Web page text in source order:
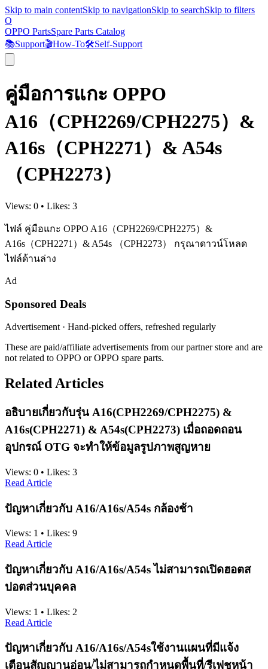
Skip to main contentSkip to navigationSkip to searchSkip to filters
O
OPPO PartsSpare Parts Catalog
📚Support🎬How-To🛠️Self-Support
คู่มือการแกะ OPPO
A16（CPH2269/CPH2275）&
A16s（CPH2271）& A54s
（CPH2273）
Views: 0 • Likes: 3
ไฟล์ คู่มือแกะ OPPO A16（CPH2269/CPH2275）&
A16s（CPH2271）& A54s （CPH2273） กรุณาดาวน์โหลด
ไฟล์ด้านล่าง
Ad
Sponsored Deals
Advertisement · Hand-picked offers, refreshed regularly
These are paid/affiliate advertisements from our partner store and are
not related to OPPO or OPPO spare parts.
Related Articles
อธิบายเกี่ยวกับรุ่น A16(CPH2269/CPH2275) &
A16s(CPH2271) & A54s(CPH2273) เมื่อถอดถอน
อุปกรณ์ OTG จะทำให้ข้อมูลรูปภาพสูญหาย
Views: 0 • Likes: 3
Read Article
ปัญหาเกี่ยวกับ A16/A16s/A54s กล้องช้า
Views: 1 • Likes: 9
Read Article
ปัญหาเกี่ยวกับ A16/A16s/A54s ไม่สามารถเปิดฮอตส
ปอตส่วนบุคคล
Views: 1 • Likes: 2
Read Article
ปัญหาเกี่ยวกับ A16/A16s/A54sใช้งานแผนที่มีแจ้ง
เตือนสัญญานอ่อน/ไม่สามารถกำหนดพื้นที่/รีเฟชหน้า